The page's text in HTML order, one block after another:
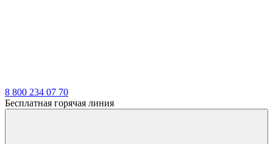
8 800 234 07 70
Бесплатная горячая линия